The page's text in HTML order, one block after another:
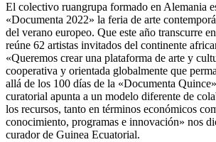
El colectivo ruangrupa formado en Alemania
«Documenta 2022» la feria de arte
del verano europeo. Que este año transcurre
reúne 62 artistas invitados del continente
«Queremos crear una plataforma de arte y
cooperativa y orientada globalmente que
allá de los 100 días de la «Documenta
curatorial apunta a un modelo diferente de
los recursos, tanto en términos económicos
conocimiento, programas e innovación» nos
curador de Guinea Ecuatorial.